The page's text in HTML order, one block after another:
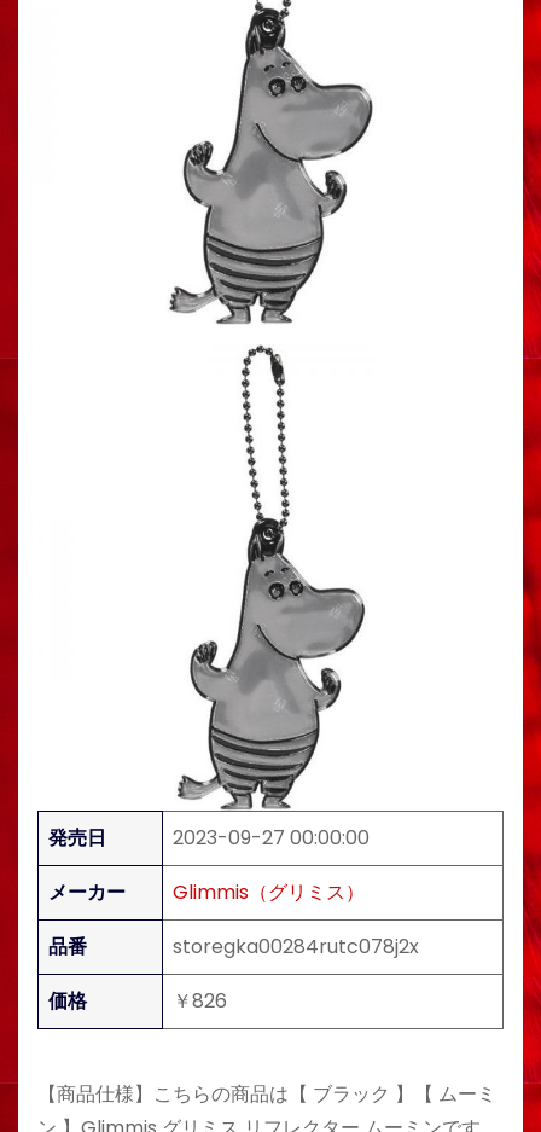
発売日
2023-09-27 00:00:00
メーカー
Glimmis（グリミス）
品番
storegka00284rutc078j2x
価格
￥826
【商品仕様】こちらの商品は【 ブラック 】【 ムーミ